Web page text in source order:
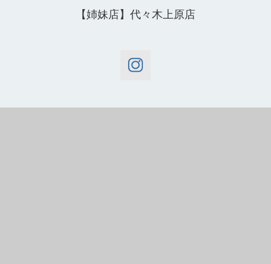
【姉妹店】代々木上原店